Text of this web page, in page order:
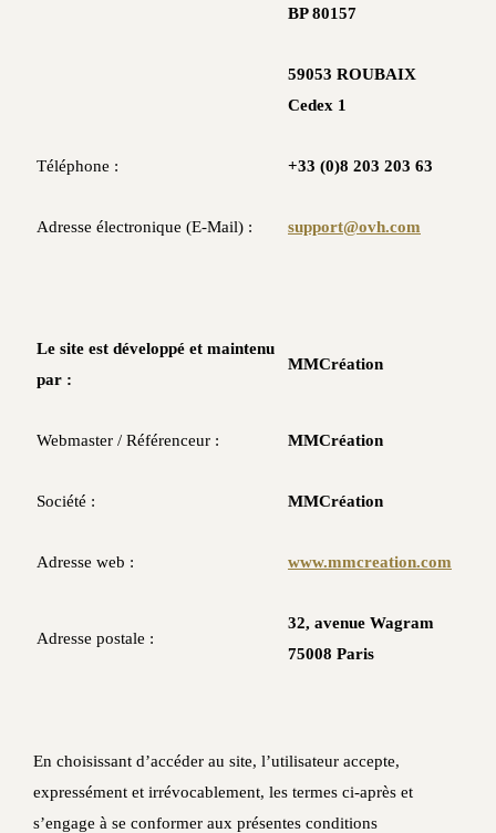
BP 80157
59053 ROUBAIX
Cedex 1
Téléphone : +33 (0)8 203 203 63
Adresse électronique (E-Mail) : support@ovh.com
Le site est développé et maintenu
par :
MMCréation
Webmaster / Référenceur : MMCréation
Société : MMCréation
Adresse web : www.mmcreation.com
Adresse postale :
32, avenue Wagram
75008 Paris
En choisissant d’accéder au site, l’utilisateur accepte,
expressément et irrévocablement, les termes ci-après et
s’engage à se conformer aux présentes conditions